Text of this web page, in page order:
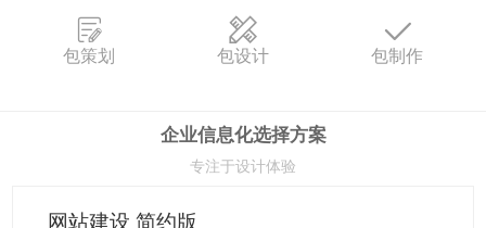
包策划 包设计 包制作
企业信息化选择方案
专注于设计体验
网站建设 简约版